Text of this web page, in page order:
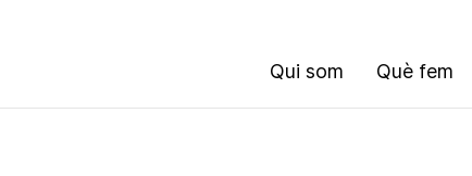
Qui som Què fem